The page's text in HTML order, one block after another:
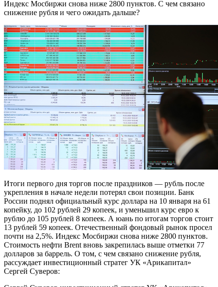
Индекс Мосбиржи снова ниже 2800 пунктов. С чем связано
снижение рубля и чего ожидать дальше?
Итоги первого дня торгов после праздников — рубль после
укрепления в начале недели потерял свои позиции. Банк
России поднял официальный курс доллара на 10 января на 61
копейку, до 102 рублей 29 копеек, и уменьшил курс евро к
рублю до 105 рублей 8 копеек. А юань по итогам торгов стоит
13 рублей 59 копеек. Отечественный фондовый рынок просел
почти на 2,5%. Индекс Мосбиржи снова ниже 2800 пунктов.
Стоимость нефти Brent вновь закрепилась выше отметки 77
долларов за баррель. О том, с чем связано снижение рубля,
рассуждает инвестиционный стратег УК «Арикапитал»
Сергей Суверов: